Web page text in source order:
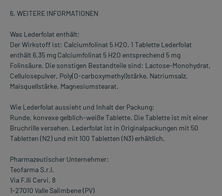
6. WEITERE INFORMATIONEN
Was Lederfolat enthält:
Der Wirkstoff ist: Calciumfolinat 5 H2O. 1 Tablette Lederfolat
enthält 6,35 mg Calciumfolinat 5 H2O entsprechend 5 mg
Folinsäure. Die sonstigen Bestandteile sind: Lactose-Monohydrat,
Cellulosepulver, Poly(O-carboxymethyl)stärke, Natriumsalz,
Maisquellstärke, Magnesiumstearat.
Wie Lederfolat aussieht und Inhalt der Packung:
Runde, konvexe gelblich-weiße Tablette. Die Tablette ist mit einer
Bruchrille versehen. Lederfolat ist in Originalpackungen mit 50
Tabletten (N2) und mit 100 Tabletten (N3) erhältlich.
Pharmazeutischer Unternehmer:
Teofarma S.r.l.
Via F.lli Cervi, 8
1-27010 Valle Salimbene (PV)